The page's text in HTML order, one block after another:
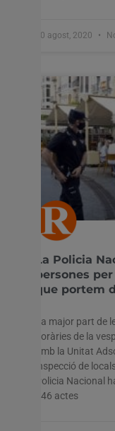
10 agost, 2020
La Policia
persones
que portem
La major part de
horàries de la
amb la Unitat
inspecció de
Policia Nacional
846 actes